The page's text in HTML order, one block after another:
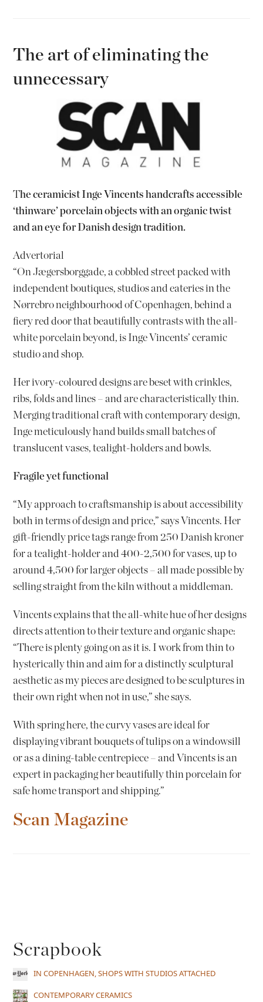
The art of eliminating the
unnecessary
The ceramicist Inge Vincents handcrafts accessible
‘thinware’ porcelain objects with an organic twist
and an eye for Danish design tradition.
Advertorial
“On Jægersborggade, a cobbled street packed with
independent boutiques, studios and eateries in the
Nørrebro neighbourhood of Copenhagen, behind a
fiery red door that beautifully contrasts with the all-
white porcelain beyond, is Inge Vincents’ ceramic
studio and shop.
Her ivory-coloured designs are beset with crinkles,
ribs, folds and lines – and are characteristically thin.
Merging traditional craft with contemporary design,
Inge meticulously hand builds small batches of
translucent vases, tealight-holders and bowls.
Fragile yet functional
“My approach to craftsmanship is about accessibility
both in terms of design and price,” says Vincents. Her
gift-friendly price tags range from 250 Danish kroner
for a tealight-holder and 400-2,500 for vases, up to
around 4,500 for larger objects – all made possible by
selling straight from the kiln without a middleman.
Vincents explains that the all-white hue of her designs
directs attention to their texture and organic shape:
“There is plenty going on as it is. I work from thin to
hysterically thin and aim for a distinctly sculptural
aesthetic as my pieces are designed to be sculptures in
their own right when not in use,” she says.
With spring here, the curvy vases are ideal for
displaying vibrant bouquets of tulips on a windowsill
or as a dining-table centrepiece – and Vincents is an
expert in packaging her beautifully thin porcelain for
safe home transport and shipping.”
Scan Magazine
Scrapbook
IN COPENHAGEN, SHOPS WITH STUDIOS ATTACHED
CONTEMPORARY CERAMICS